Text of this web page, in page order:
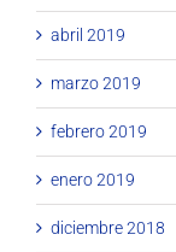
abril 2019
marzo 2019
febrero 2019
enero 2019
diciembre 2018